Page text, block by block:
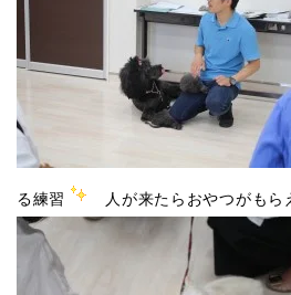
る練習
人が来たらおやつがもら